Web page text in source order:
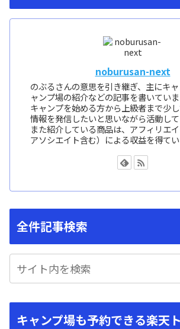
noburusan-next
のぶるさんの意思を引き継ぎ、主にキ
ャンプ場の紹介などの記事を書いてい
キャンプを始める方から上級者まで少
情報を発信したいと思いながら活動して
また紹介している商品は、アフィリエ
アソシエイト含む）による収益を得てい
全件記事検索
キャンプ場も予約できる楽天